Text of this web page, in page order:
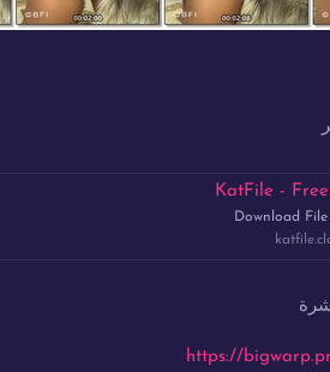
KatFile -
Download
https://